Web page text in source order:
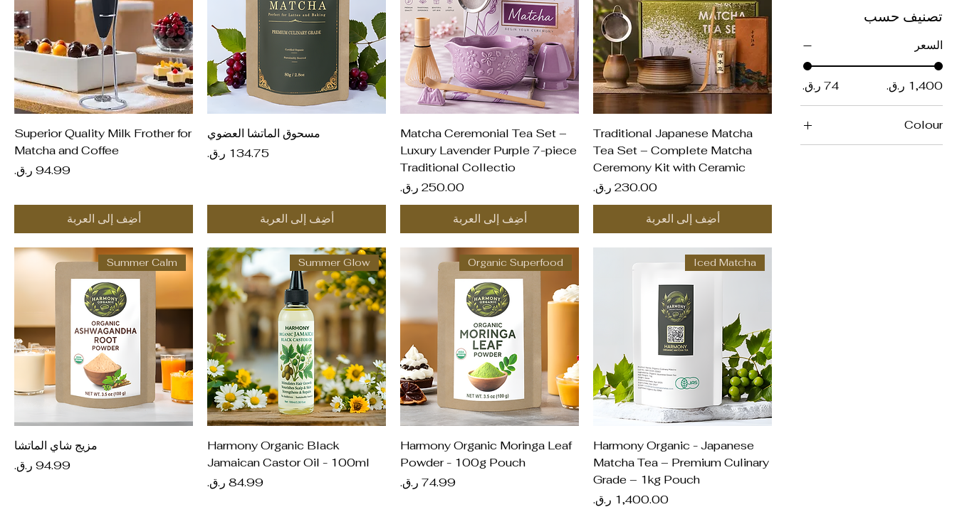
تصنيف حسب
السعر
Colour العرض السريع
Traditional Japanese Matcha
Tea Set – Complete Matcha
Ceremony Kit with Ceramic
السعر
أضِف إلى العربة
العرض السريع
Matcha Ceremonial Tea Set –
Luxury Lavender Purple 7-piece
Traditional Collectio
السعر
أضِف إلى العربة
العرض السريع
مسحوق الماتشا العضوي
السعر
أضِف إلى العربة
العرض السريع
Superior Quality Milk Frother for
Matcha and Coffee
السعر
أضِف إلى العربة
العرض السريع
Iced Matcha
Harmony Organic - Japanese
Matcha Tea – Premium Culinary
Grade – 1kg Pouch
السعر
العرض السريع
Organic Superfood
Harmony Organic Moringa Leaf
Powder - 100g Pouch
السعر
العرض السريع
Summer Glow
Harmony Organic Black
Jamaican Castor Oil - 100ml
السعر
العرض السريع
Summer Calm
مزيج شاي الماتشا
السعر